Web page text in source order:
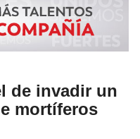
de invadir un
mortíferos